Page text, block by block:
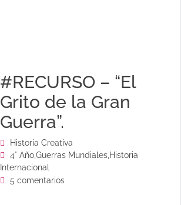
#RECURSO – “El
Grito de la Gran
Guerra”.
Historia Creativa
4° Año,Guerras Mundiales,Historia
Internacional
5 comentarios